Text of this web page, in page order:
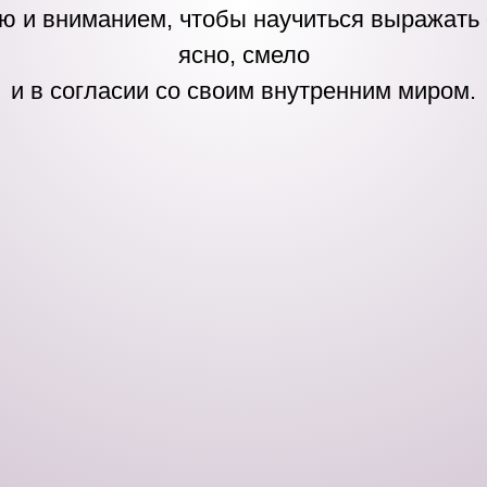
и вниманием, чтобы научиться выражать
ясно, смело
и в согласии со своим внутренним миром.